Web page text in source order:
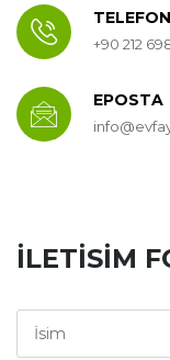
TELEFON
+90 212
EPOSTA
İLETISIM